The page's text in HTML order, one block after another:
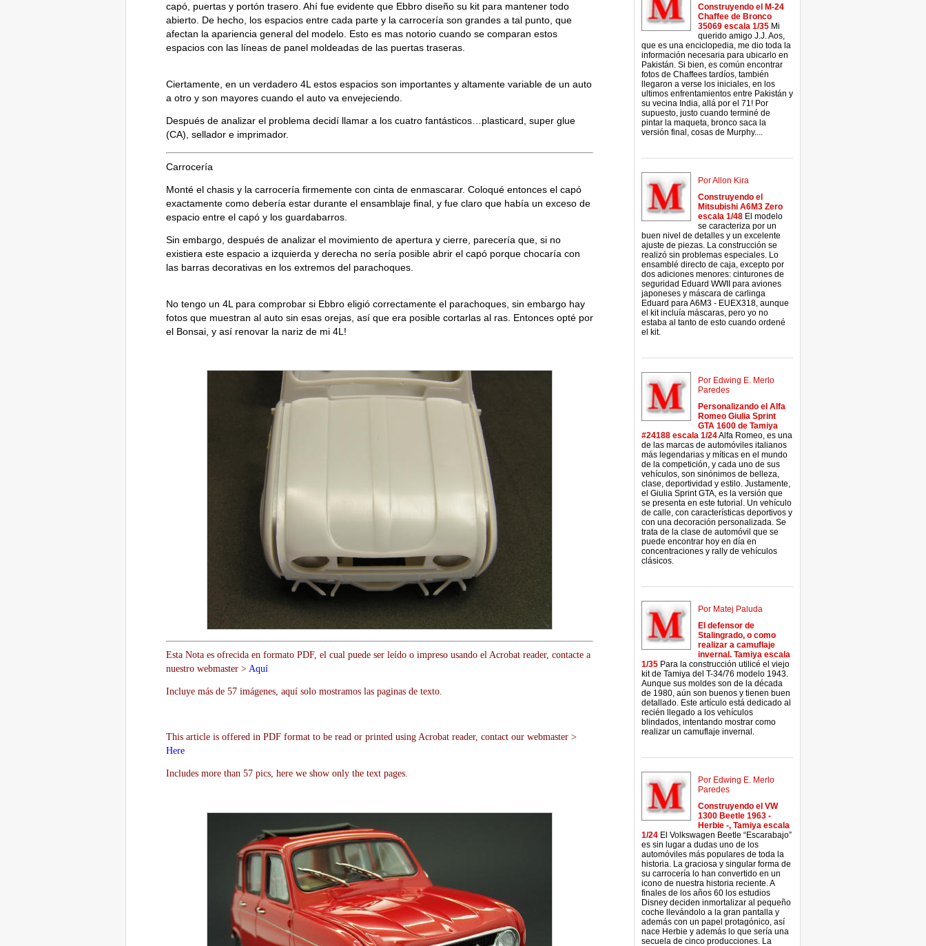
capó, puertas y portón trasero. Ahí fue evidente que Ebbro diseño su kit para mantener todo
abierto. De hecho, los espacios entre cada parte y la carrocería son grandes a tal punto, que
afectan la apariencia general del modelo. Esto es mas notorio cuando se comparan estos
espacios con las líneas de panel moldeadas de las puertas traseras.
Ciertamente, en un verdadero 4L estos espacios son importantes y altamente variable de un auto
a otro y son mayores cuando el auto va envejeciendo.
Después de analizar el problema decidí llamar a los cuatro fantásticos…plasticard, super glue
(CA), sellador e imprimador.
Carrocería
Monté el chasis y la carrocería firmemente con cinta de enmascarar. Coloqué entonces el capó
exactamente como debería estar durante el ensamblaje final, y fue claro que había un exceso de
espacio entre el capó y los guardabarros.
Sin embargo, después de analizar el movimiento de apertura y cierre, parecería que, si no
existiera este espacio a izquierda y derecha no sería posible abrir el capó porque chocaría con
las barras decorativas en los extremos del parachoques.
No tengo un 4L para comprobar si Ebbro eligió correctamente el parachoques, sin embargo hay
fotos que muestran al auto sin esas orejas, así que era posible cortarlas al ras. Entonces opté por
el Bonsai, y así renovar la nariz de mi 4L!
Esta Nota es ofrecida en formato PDF, el cual puede ser leído o impreso usando el Acrobat reader, contacte a
nuestro webmaster > Aquí
Incluye más de 57 imágenes, aquí solo mostramos las paginas de texto.
This article is offered in PDF format to be read or printed using Acrobat reader, contact our webmaster >
Here
Includes more than 57 pics, here we show only the text pages.
Construyendo el M-24
Chaffee de Bronco
35069 escala 1/35 Mi
querido amigo J.J. Aos,
que es una enciclopedia, me dio toda la
información necesaria para ubicarlo en
Pakistán. Si bien, es común encontrar
fotos de Chaffees tardíos, también
llegaron a verse los iniciales, en los
ultimos enfrentamientos entre Pakistán y
su vecina India, allá por el 71! Por
supuesto, justo cuando terminé de
pintar la maqueta, bronco saca la
versión final, cosas de Murphy....
Por Allon Kira
Construyendo el
Mitsubishi A6M3 Zero
escala 1/48 El modelo
se caracteriza por un
buen nivel de detalles y un excelente
ajuste de piezas. La construcción se
realizó sin problemas especiales. Lo
ensamblé directo de caja, excepto por
dos adiciones menores: cinturones de
seguridad Eduard WWII para aviones
japoneses y máscara de carlinga
Eduard para A6M3 - EUEX318, aunque
el kit incluía máscaras, pero yo no
estaba al tanto de esto cuando ordené
el kit.
Por Edwing E. Merlo
Paredes
Personalizando el Alfa
Romeo Giulia Sprint
GTA 1600 de Tamiya
#24188 escala 1/24Alfa Romeo, es una
de las marcas de automóviles italianos
más legendarias y míticas en el mundo
de la competición, y cada uno de sus
vehículos, son sinónimos de belleza,
clase, deportividad y estilo. Justamente,
el Giulia Sprint GTA, es la versión que
se presenta en este tutorial. Un vehículo
de calle, con características deportivos y
con una decoración personalizada. Se
trata de la clase de automóvil que se
puede encontrar hoy en día en
concentraciones y rally de vehículos
clásicos.
Por Matej Paluda
El defensor de
Stalingrado, o como
realizar a camuflaje
invernal. Tamiya escala
1/35 Para la construcción utilicé el viejo
kit de Tamiya del T-34/76 modelo 1943.
Aunque sus moldes son de la década
de 1980, aún son buenos y tienen buen
detallado. Este artículo está dedicado al
recién llegado a los vehículos
blindados, intentando mostrar como
realizar un camuflaje invernal.
Por Edwing E. Merlo
Paredes
Construyendo el VW
1300 Beetle 1963 -
Herbie -, Tamiya escala
1/24 El Volkswagen Beetle “Escarabajo”
es sin lugar a dudas uno de los
automóviles más populares de toda la
historia. La graciosa y singular forma de
su carrocería lo han convertido en un
icono de nuestra historia reciente. A
finales de los años 60 los estudios
Disney deciden inmortalizar al pequeño
coche llevándolo a la gran pantalla y
además con un papel protagónico, así
nace Herbie y además lo que sería una
secuela de cinco producciones. La